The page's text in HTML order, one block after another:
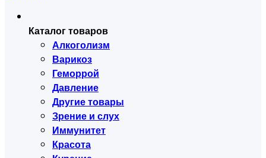
Каталог товаров
Алкоголизм
Варикоз
Геморрой
Давление
Другие товары
Зрение и слух
Иммунитет
Красота